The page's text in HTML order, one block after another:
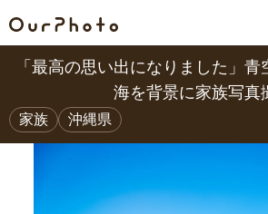
「最高の思い出になりました」青
海を背景に家族写真
家族 沖縄県